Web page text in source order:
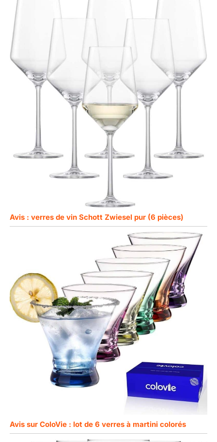
Avis : verres de vin Schott Zwiesel pur (6 pièces)
Avis sur ColoVie : lot de 6 verres à martini colorés